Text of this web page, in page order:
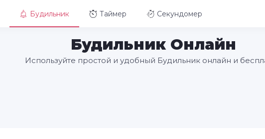
Будильник Таймер Секундомер
Будильник Онлайн
Используйте простой и удобный Будильник онлайн и